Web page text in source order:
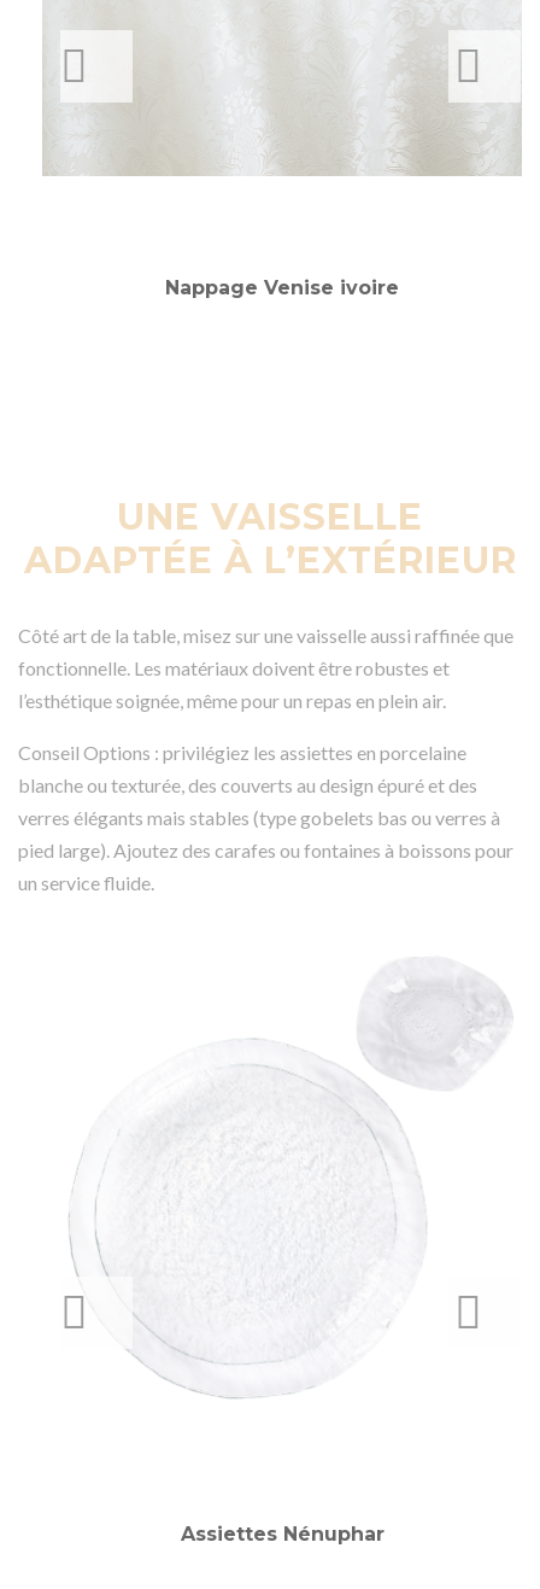
Nappage Venise ivoire
UNE VAISSELLE
ADAPTÉE À L’EXTÉRIEUR
Côté art de la table, misez sur une vaisselle aussi raffinée que
fonctionnelle. Les matériaux doivent être robustes et
l’esthétique soignée, même pour un repas en plein air.
Conseil Options : privilégiez les assiettes en porcelaine
blanche ou texturée, des couverts au design épuré et des
verres élégants mais stables (type gobelets bas ou verres à
pied large). Ajoutez des carafes ou fontaines à boissons pour
un service fluide.
PREVIOUS
Assiettes Nénuphar